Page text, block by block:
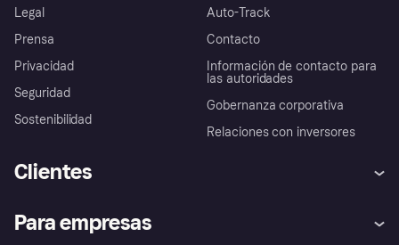
Legal
Prensa
Privacidad
Seguridad
Sostenibilidad
Auto-Track
Contacto
Información de contacto para
las autoridades
Gobernanza corporativa
Relaciones con inversores
Clientes
Inicio de sesión
Para empresas